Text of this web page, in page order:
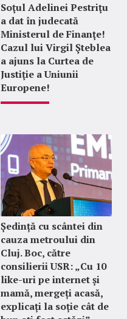
Soţul Adelinei Pestriţu
a dat în judecată
Ministerul de Finanţe!
Cazul lui Virgil Şteblea
a ajuns la Curtea de
Justiţie a Uniunii
Europene!
Ședință cu scântei din
cauza metroului din
Cluj. Boc, către
consilierii USR: „Cu 10
like-uri pe internet și
mamă, mergeți acasă,
explicați la soție cât de